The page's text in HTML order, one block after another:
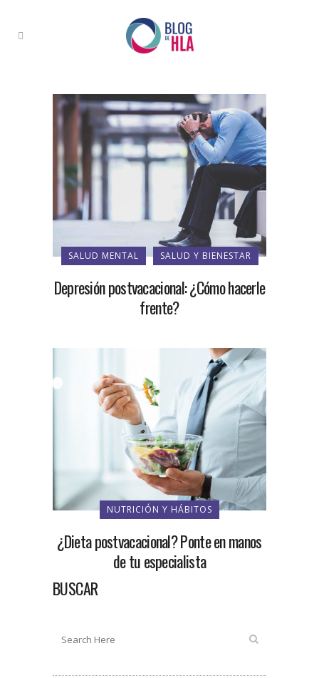
SALUD MENTAL SALUD Y BIENESTAR
Depresión postvacacional: ¿Cómo hacerle
frente?
NUTRICIÓN Y HÁBITOS
¿Dieta postvacacional? Ponte en manos
de tu especialista
BUSCAR